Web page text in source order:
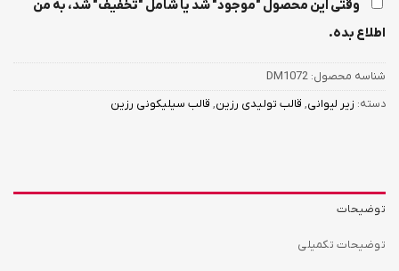
وقتی این محصول "موجود" شد یا شامل "تخفیف" شد، به من
اطلاع بده.
شناسه محصول: DM1072
دسته: زیر لیوانی, قالب تولیدی رزین, قالب سیلیکونی رزین
توضیحات
توضیحات تکمیلی